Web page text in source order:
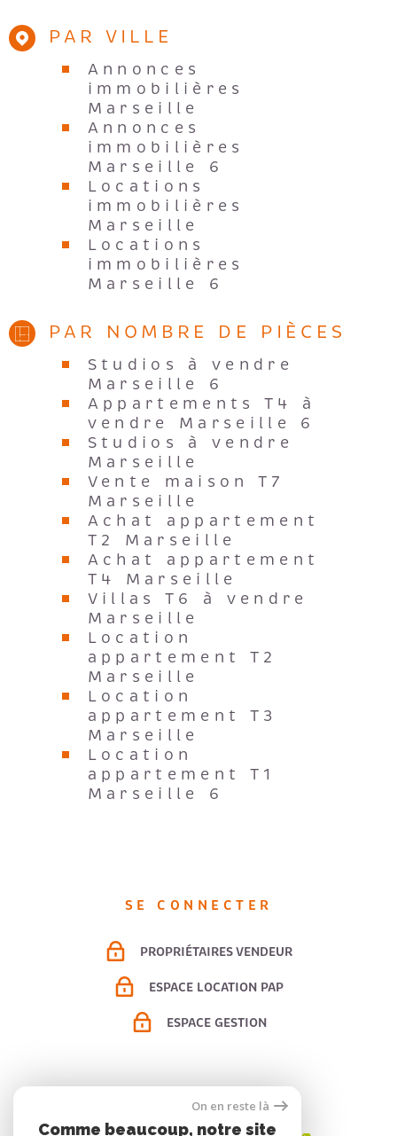
PAR VILLE
Annonces
immobilières
Marseille
Annonces
immobilières
Marseille 6
Locations
immobilières
Marseille
Locations
immobilières
Marseille 6
PAR NOMBRE DE PIÈCES
Studios à vendre
Marseille 6
Appartements T4 à
vendre Marseille 6
Studios à vendre
Marseille
Vente maison T7
Marseille
Achat appartement
T2 Marseille
Achat appartement
T4 Marseille
Villas T6 à vendre
Marseille
Location
appartement T2
Marseille
Location
appartement T3
Marseille
Location
appartement T1
Marseille 6
SE CONNECTER
PROPRIÉTAIRES VENDEUR
ESPACE LOCATION PAP
ESPACE GESTION
On en reste là
Comme beaucoup, notre site